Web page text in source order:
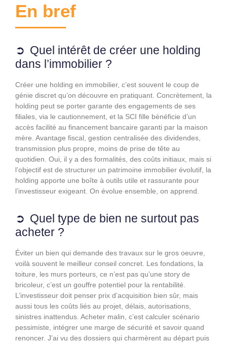
En bref
Quel intérêt de créer une holding
dans l’immobilier ?
Créer une holding en immobilier, c’est souvent le coup de
génie discret qu’on découvre en pratiquant. Concrètement, la
holding peut se porter garante des engagements de ses
filiales, via le cautionnement, et la SCI fille bénéficie d’un
accès facilité au financement bancaire garanti par la maison
mère. Avantage fiscal, gestion centralisée des dividendes,
transmission plus propre, moins de prise de tête au
quotidien. Oui, il y a des formalités, des coûts initiaux, mais si
l’objectif est de structurer un patrimoine immobilier évolutif, la
holding apporte une boîte à outils utile et rassurante pour
l’investisseur exigeant. On évolue ensemble, on apprend.
Quel type de bien ne surtout pas
acheter ?
Éviter un bien qui demande des travaux sur le gros oeuvre,
voilà souvent le meilleur conseil concret. Les fondations, la
toiture, les murs porteurs, ce n’est pas qu’une story de
bricoleur, c’est un gouffre potentiel pour la rentabilité.
L’investisseur doit penser prix d’acquisition bien sûr, mais
aussi tous les coûts liés au projet, délais, autorisations,
sinistres inattendus. Acheter malin, c’est calculer scénario
pessimiste, intégrer une marge de sécurité et savoir quand
renoncer. J’ai vu des dossiers qui charmèrent au départ puis